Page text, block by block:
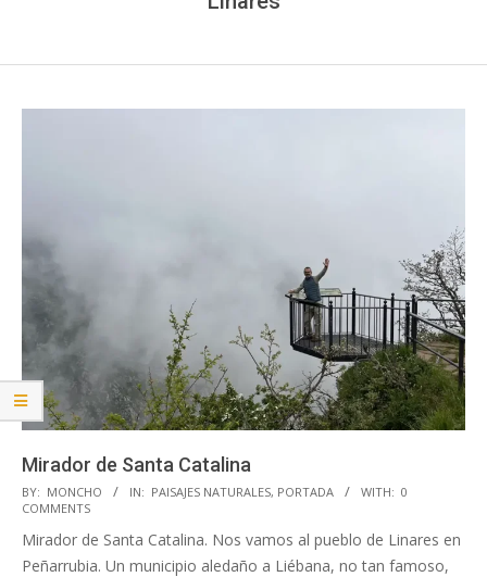
Mirador de Santa Catalina
2025-
05-
09
BY: MONCHO IN: PAISAJES NATURALES, PORTADA WITH: 0
COMMENTS
Mirador de Santa Catalina. Nos vamos al pueblo de Linares en
Peñarrubia. Un municipio aledaño a Liébana, no tan famoso,